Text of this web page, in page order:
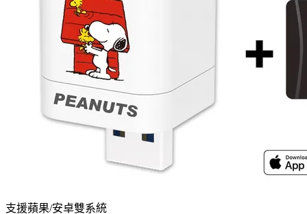
支援蘋果/安卓雙系統